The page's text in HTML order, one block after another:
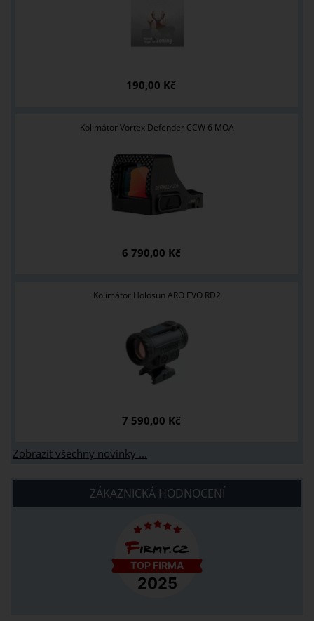
190,00 Kč
Kolimátor Vortex Defender CCW 6 MOA
6 790,00 Kč
Kolimátor Holosun ARO EVO RD2
7 590,00 Kč
Zobrazit všechny novinky ...
ZÁKAZNICKÁ HODNOCENÍ